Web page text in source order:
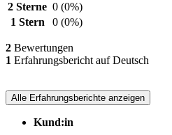
2 Sterne 0 (0%)
1 Stern
0 (0%)
2 Bewertungen
1 Erfahrungsbericht auf Deutsch
Alle Erfahrungsberichte anzeigen
Kund:in